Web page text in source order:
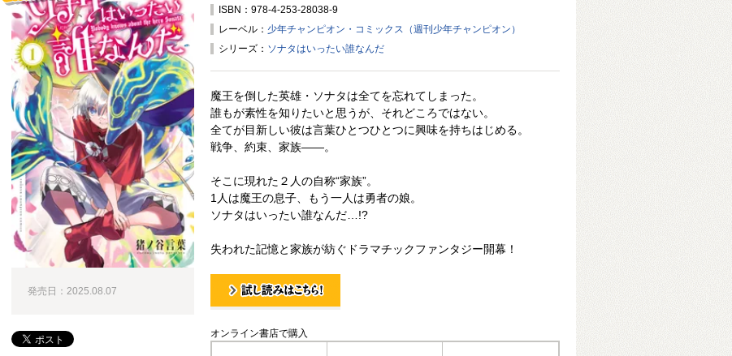
ISBN：978-4-253-28038-9
レーベル： 少年チャンピオン・コミックス（週刊少年チャンピオン）
シリーズ： ソナタはいったい誰なんだ
魔王を倒した英雄・ソナタは全てを忘れてしまった。
誰もが素性を知りたいと思うが、それどころではない。
全てが目新しい彼は言葉ひとつひとつに興味を持ちはじめる。
戦争、約束、家族――。
そこに現れた２人の自称“家族”。
1人は魔王の息子、もう一人は勇者の娘。
ソナタはいったい誰なんだ…!?
失われた記憶と家族が紡ぐドラマチックファンタジー開幕！
試し読み！
オンライン書店で購入
発売日：2025.08.07